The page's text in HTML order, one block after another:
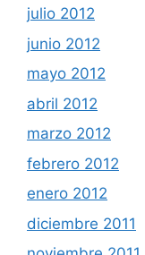
julio 2012
junio 2012
mayo 2012
abril 2012
marzo 2012
febrero 2012
enero 2012
diciembre 2011